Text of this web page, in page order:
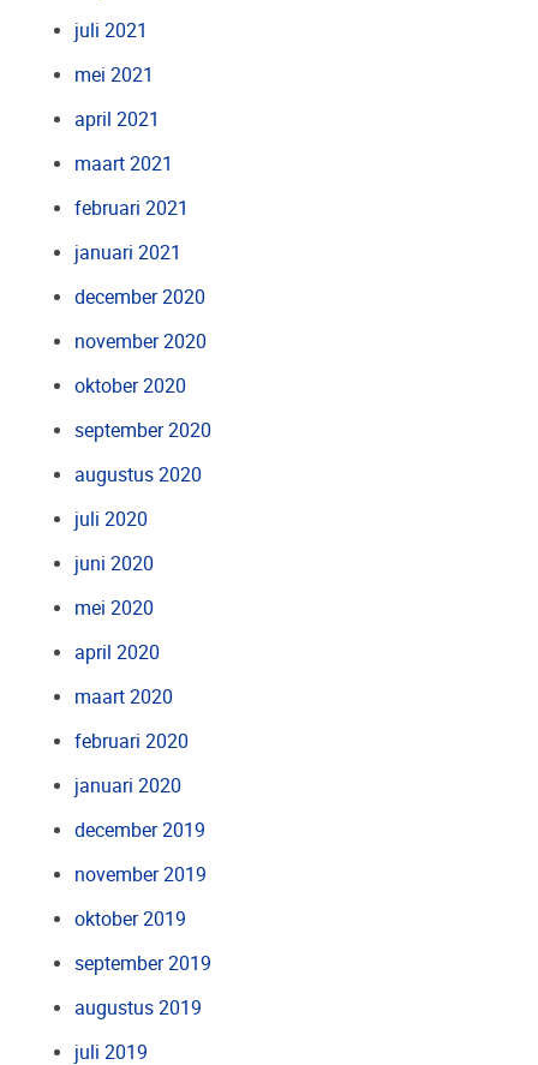
juli 2021
mei 2021
april 2021
maart 2021
februari 2021
januari 2021
december 2020
november 2020
oktober 2020
september 2020
augustus 2020
juli 2020
juni 2020
mei 2020
april 2020
maart 2020
februari 2020
januari 2020
december 2019
november 2019
oktober 2019
september 2019
augustus 2019
juli 2019